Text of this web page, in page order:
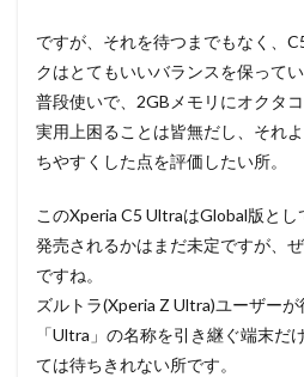
ですが、それを待つまでもなく、
クはとてもいいバランスを保ってい
普段使いで、2GBメモリにオクタ
実用上困ることは皆無だし、それ
ちやすくした点を評価したい所。
このXperia C5 UltraはGlobal版と
発売されるかはまだ未定ですが、
ですね。
ズルトラ(Xperia Z Ultra)ユーザー
「Ultra」の名称を引き継ぐ端末だ
ては待ちきれない所です。